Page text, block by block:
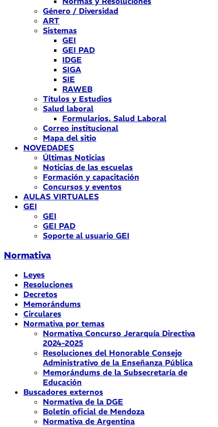
Género / Diversidad
ART
Sistemas
GEI
GEI PAD
IDGE
SIGA
SIE
RAWEB
Títulos y Estudios
Salud laboral
Formularios. Salud Laboral
Correo institucional
Mapa del sitio
NOVEDADES
Últimas Noticias
Noticias de las escuelas
Formación y capacitación
Concursos y eventos
AULAS VIRTUALES
GEI
GEI
GEI PAD
Soporte al usuario GEI
Normativa
Leyes
Resoluciones
Decretos
Memorándums
Circulares
Normativa por temas
Normativa Concurso Jerarquía Directiva
2024-2025
Resoluciones del Honorable Consejo
Administrativo de la Enseñanza Pública
Memorándums de la Subsecretaría de
Educación
Buscadores externos
Normativa de la DGE
Boletín oficial de Mendoza
Normativa de Argentina